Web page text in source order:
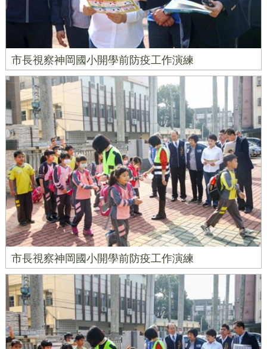
市長視察神岡國小開學前防疫工作演練
市長視察神岡國小開學前防疫工作演練